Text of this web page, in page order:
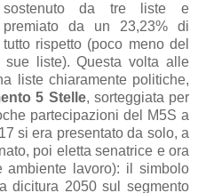
sostenuto da tre liste e
premiato da un 23,23% di
tutto rispetto (poco meno del
liste). Questa volta alle
liste chiaramente politiche,
5 Stelle, sorteggiata per
partecipazioni del M5S a
si era presentato da solo, a
poi eletta senatrice e ora
ambiente lavoro): il simbolo
dicitura 2050 sul segmento